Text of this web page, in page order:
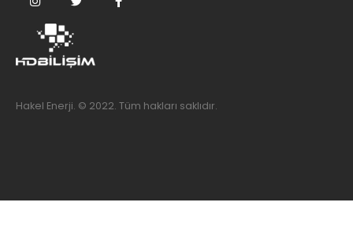
Hakel Enerji. © 2022. Tüm hakları saklıdır.